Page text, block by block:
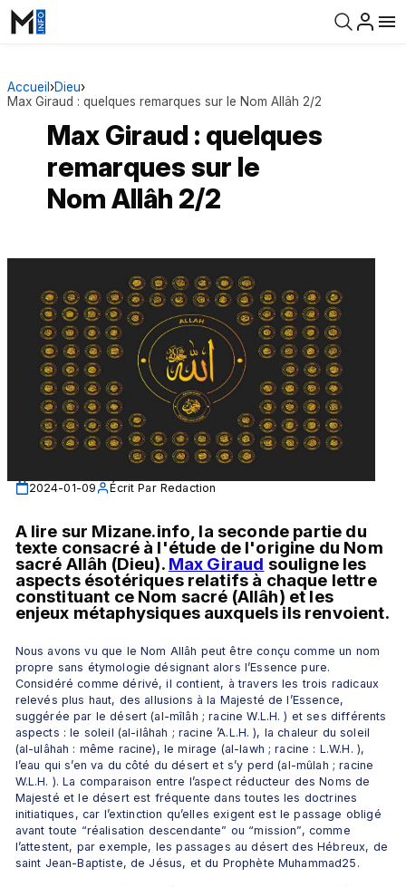
Accueil ›Dieu›
Max Giraud : quelques remarques sur le Nom Allâh 2/2
Max Giraud : quelques
remarques sur le
Nom Allâh 2/2
2024-01-09 Écrit Par Redaction
A lire sur Mizane.info, la seconde partie du
texte consacré à l'étude de l'origine du Nom
sacré Allâh (Dieu). Max Giraud souligne les
aspects ésotériques relatifs à chaque lettre
constituant ce Nom sacré (Allâh) et les
enjeux métaphysiques auxquels ils renvoient.
Nous avons vu que le Nom Allâh peut être conçu comme un nom
propre sans étymologie désignant alors l’Essence pure.
Considéré comme dérivé, il contient, à travers les trois radicaux
relevés plus haut, des allusions à la Majesté de l’Essence,
suggérée par le désert (al-mîlâh ; racine W.L.H. ) et ses différents
aspects : le soleil (al-ilâhah ; racine ’A.L.H. ), la chaleur du soleil
(al-ulâhah : même racine), le mirage (al-lawh ; racine : L.W.H. ),
l’eau qui s’en va du côté du désert et s’y perd (al-mûlah ; racine
W.L.H. ). La comparaison entre l’aspect réducteur des Noms de
Majesté et le désert est fréquente dans toutes les doctrines
initiatiques, car l’extinction qu’elles exigent est le passage obligé
avant toute “réalisation descendante” ou “mission”, comme
l’attestent, par exemple, les passages au désert des Hébreux, de
saint Jean-Baptiste, de Jésus, et du Prophète Muhammad25.